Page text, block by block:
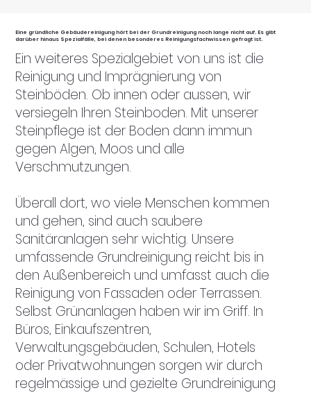
Eine gründliche Gebäudereinigung hört bei der Grundreinigung noch lange nicht auf. Es gibt
darüber hinaus Spezialfälle, bei denen besonderes Reinigungsfachwissen gefragt ist.
Ein weiteres Spezialgebiet von uns ist die
Reinigung und Imprägnierung von
Steinböden. Ob innen oder aussen, wir
versiegeln Ihren Steinboden. Mit unserer
Steinpflege ist der Boden dann immun
gegen Algen, Moos und alle
Verschmutzungen.
Überall dort, wo viele Menschen kommen
und gehen, sind auch saubere
Sanitäranlagen sehr wichtig. Unsere
umfassende Grundreinigung reicht bis in
den Außenbereich und umfasst auch die
Reinigung von Fassaden oder Terrassen.
Selbst Grünanlagen haben wir im Griff. In
Büros, Einkaufszentren,
Verwaltungsgebäuden, Schulen, Hotels
oder Privatwohnungen sorgen wir durch
regelmässige und gezielte Grundreinigung